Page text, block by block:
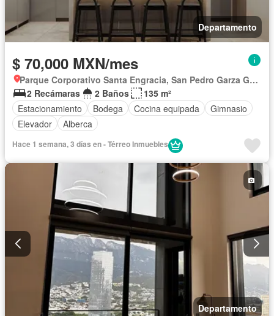
Departamento
$ 70,000 MXN/mes
Parque Corporativo Santa Engracia, San Pedro Garza García
2 Recámaras
2 Baños
135 m²
Estacionamiento
Bodega Cocina equipada
Gimnasio
Elevador
Alberca
Hace 1 semana, 3 días en - Térreo Inmuebles
Departamento